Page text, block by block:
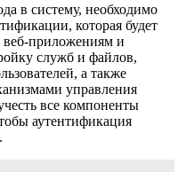
в систему, необходимо
которая будет
веб-приложениям и
служб и файлов,
а также
управления
все компоненты
аутентификация